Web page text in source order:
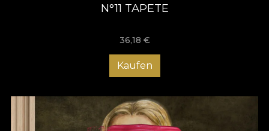
N°11 TAPETE
36,18 €
Kaufen